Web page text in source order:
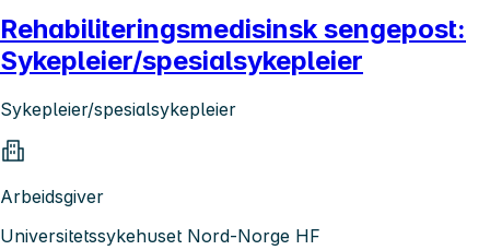
Rehabiliteringsmedisinsk sengepost:
Sykepleier/spesialsykepleier
Sykepleier/spesialsykepleier
Arbeidsgiver
Universitetssykehuset Nord-Norge HF